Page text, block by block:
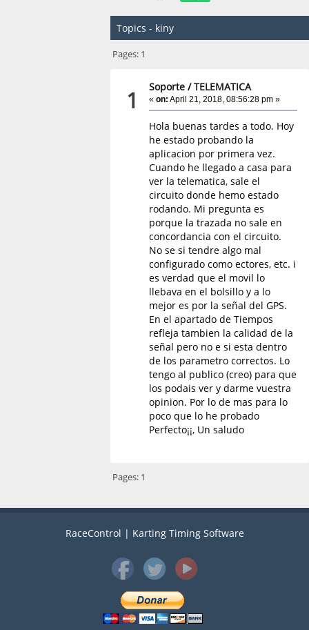
Topics - kiny
Pages: 1
1 Soporte /TELEMATICA
«on: April 21, 2018, 08:56:28 pm »
Hola buenas tardes a todo. Hoy
he estado probando la
aplicacion por primera vez.
Cuando he llegado a casa para
ver la telematica, sale el
circuito donde hemo estado
rodando. Mi pregunta es
porque la trazada no sale en
concordancia con el circuito.
No se si tendre algo mal
configurado como ectores, etc. i
es verdad que el movil lo
llebava en el bolsillo y a lo
mejor es por la señal del GPS.
En el apartado de Tiempos
refleja tambien la calidad de la
señal pero no e si esta dentro
de los parametro correctos. Lo
tengo al publico (creo) para que
los podais ver y darme vuestra
opinion. Por lo de mas para lo
poco que lo he probado
Perfecto¡¡, Un saludo
Pages: 1
RaceControl | Karting Timing Software